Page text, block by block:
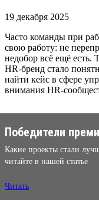
19 декабря 2025
Часто команды при
свою работу: не
недобор всё ещё есть.
HR-бренд стало
найти кейс в сфере
внимания HR-
Победители
Какие проекты стали
читайте в нашей статье
Читать